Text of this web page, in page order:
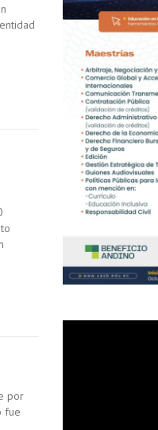
por
fue